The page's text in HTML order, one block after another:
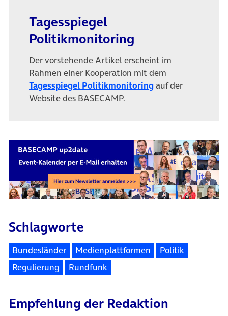
Tagesspiegel
Politikmonitoring
Der vorstehende Artikel erscheint im
Rahmen einer Kooperation mit dem
Tagesspiegel Politikmonitoring(öffnet in neuem
auf der
Website des BASECAMP.
Schlagworte
Bundesländer Medienplattformen
Politik
Regulierung
Rundfunk
Empfehlung der Redaktion